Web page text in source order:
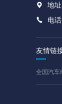
地
电
友情链
全国汽车